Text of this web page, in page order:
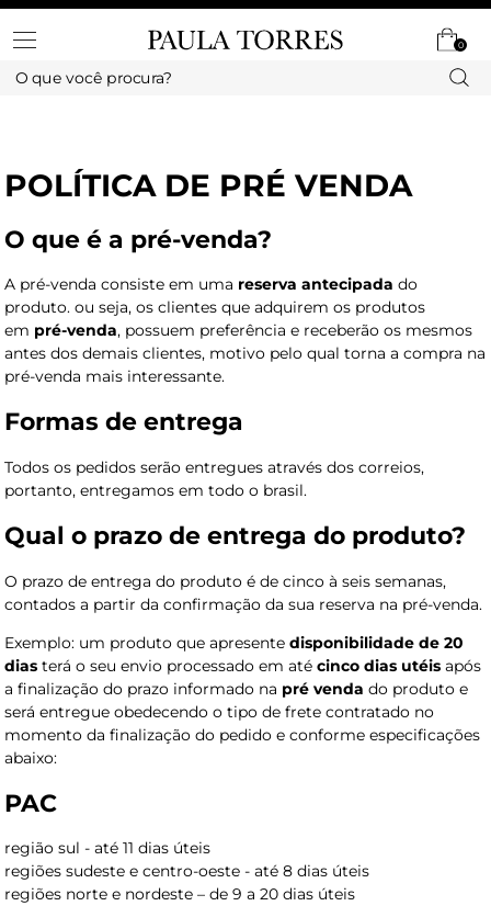
0
POLÍTICA DE PRÉ VENDA
O que é a pré-venda?
A pré-venda consiste em uma reserva antecipada do
produto. ou seja, os clientes que adquirem os produtos
em pré-venda, possuem preferência e receberão os mesmos
antes dos demais clientes, motivo pelo qual torna a compra na
pré-venda mais interessante.
Formas de entrega
Todos os pedidos serão entregues através dos correios,
portanto, entregamos em todo o brasil.
Qual o prazo de entrega do produto?
O prazo de entrega do produto é de cinco à seis semanas,
contados a partir da confirmação da sua reserva na pré-venda.
Exemplo: um produto que apresentedisponibilidade de 20
dias terá o seu envio processado em atécinco dias utéis após
a finalização do prazo informado na pré venda do produto e
será entregue obedecendo o tipo de frete contratado no
momento da finalização do pedido e conforme especificações
abaixo:
PAC
região sul - até 11 dias úteis
regiões sudeste e centro-oeste - até 8 dias úteis
regiões norte e nordeste – de 9 a 20 dias úteis